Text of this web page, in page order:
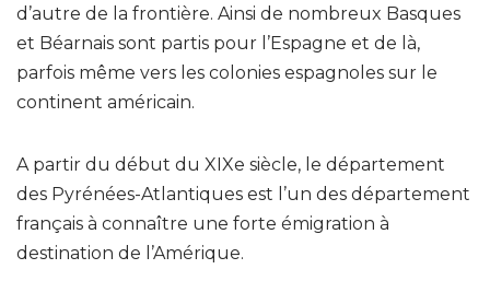
d’autre de la frontière. Ainsi de nombreux Basques
et Béarnais sont partis pour l’Espagne et de là,
parfois même vers les colonies espagnoles sur le
continent américain.
A partir du début du XIXe siècle, le département
des Pyrénées-Atlantiques est l’un des département
français à connaître une forte émigration à
destination de l’Amérique.